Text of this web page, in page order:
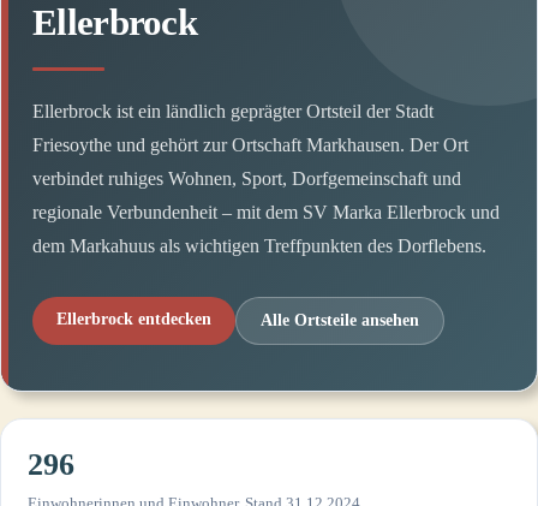
Ellerbrock
Ellerbrock ist ein ländlich geprägter Ortsteil der Stadt
Friesoythe und gehört zur Ortschaft Markhausen. Der Ort
verbindet ruhiges Wohnen, Sport, Dorfgemeinschaft und
regionale Verbundenheit – mit dem SV Marka Ellerbrock und
dem Markahuus als wichtigen Treffpunkten des Dorflebens.
Ellerbrock entdecken Alle Ortsteile ansehen
296